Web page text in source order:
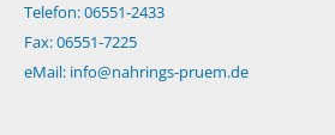
Telefon: 06551-2433
Fax: 06551-7225
eMail: info@nahrings-pruem.de